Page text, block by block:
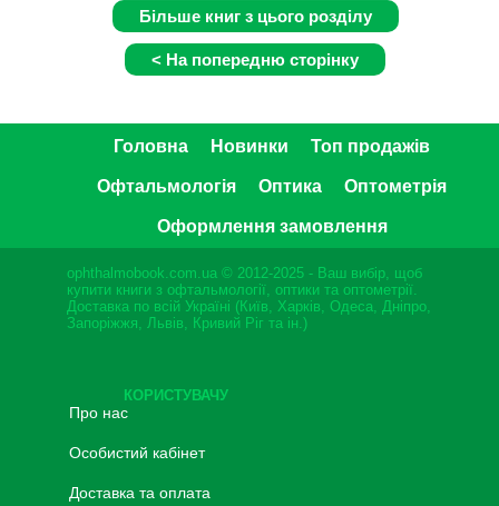
Головна Новинки Топ продажів
Офтальмологія Оптика Оптометрія
Оформлення замовлення
ophthalmobook.com.ua © 2012-2025 - Ваш вибір, щоб
купити книги з офтальмології, оптики та оптометрії.
Доставка по всій Україні (Київ, Харків, Одеса, Дніпро,
Запоріжжя, Львів, Кривий Ріг та ін.)
КОРИСТУВАЧУ
Про нас
Особистий кабінет
Доставка та оплата